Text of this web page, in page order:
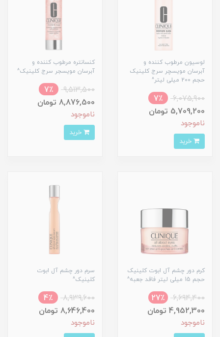
لوسیون مرطوب کننده و
آبرسان مویسچر سرج کلینیک
حجم 200 میلی لیتر^
6,075,900
7٪
5,709,200 تومان
ناموجود
کنسانتره مرطوب کننده و
آبرسان مویسجر سرج کلینیک^
9,513,500
7٪
8,876,500 تومان
ناموجود
کرم دور چشم آل ابوت کلینیک
حجم 15 میلی لیتر فاقد جعبه^
6,694,400
27٪
4,952,300 تومان
ناموجود
سرم دور چشم آل ابوت
کلینیک^
8,939,600
4٪
8,646,400 تومان
ناموجود